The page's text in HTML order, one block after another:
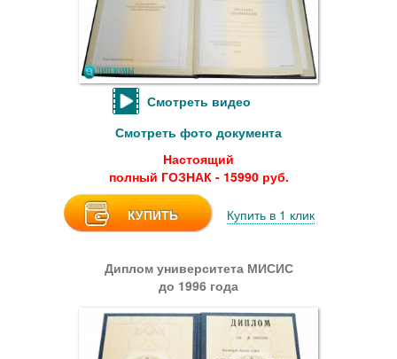
Смотреть видео
Смотреть фото документа
Настоящий
полный ГОЗНАК - 15990 руб.
КУПИТЬ Купить в 1 клик
Диплом университета МИСИС
до 1996 года